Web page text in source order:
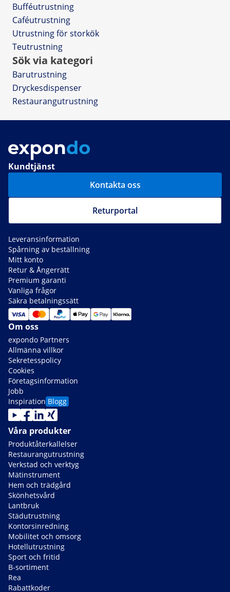
Bufféutrustning
Caféutrustning
Utrustning för storkök
Teutrustning
Sök via kategori
Barutrustning
Dryckesdispenser
Restaurangutrustning
Kundtjänst
Kontakta oss
Returportal
Leveransinformation
Spårning av beställning
Mitt konto
Retur & Ångerrätt
Premium garanti
Vanliga frågor
Säkra betalningssätt
Om oss
expondo Partners
Allmänna villkor
Sekretesspolicy
Cookies
Företagsinformation
Jobb
Inspiration Blogg
Våra produkter
Produktåterkallelser
Restaurangutrustning
Verkstad och verktyg
Mätinstrument
Hem och trädgård
Skönhetsvård
Lantbruk
Städutrustning
Kontorsinredning
Mobilitet och omsorg
Hotellutrustning
Sport och fritid
B-sortiment
Rea
Rabattkoder